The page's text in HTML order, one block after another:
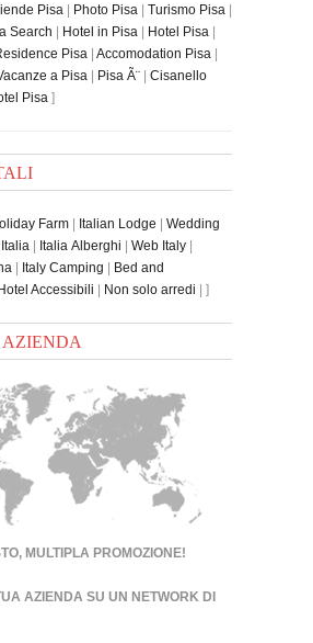
Pisa | Photo Pisa | Turismo Pisa |
Search | Hotel in Pisa | Hotel Pisa |
Pisa | Accomodation Pisa |
a Pisa | Pisa Ã¨ | Cisanello
Pisa ]
Farm | Italian Lodge | Wedding
| Italia Alberghi | Web Italy |
| Italy Camping | Bed and
Accessibili | Non solo arredi | ]
AZIENDA
MULTIPLA PROMOZIONE!
AZIENDA SU UN NETWORK DI